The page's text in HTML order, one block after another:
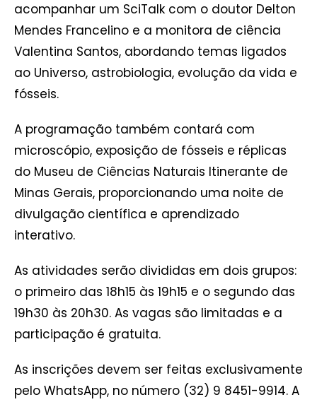
acompanhar um SciTalk com o doutor Delton
Mendes Francelino e a monitora de ciência
Valentina Santos, abordando temas ligados
ao Universo, astrobiologia, evolução da vida e
fósseis.
A programação também contará com
microscópio, exposição de fósseis e réplicas
do Museu de Ciências Naturais Itinerante de
Minas Gerais, proporcionando uma noite de
divulgação científica e aprendizado
interativo.
As atividades serão divididas em dois grupos:
o primeiro das 18h15 às 19h15 e o segundo das
19h30 às 20h30. As vagas são limitadas e a
participação é gratuita.
As inscrições devem ser feitas exclusivamente
pelo WhatsApp, no número (32) 9 8451-9914. A